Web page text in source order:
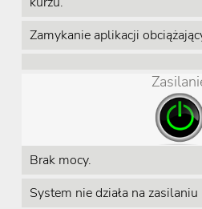
Zamykanie aplikacji
Brak mocy.
System nie działa na